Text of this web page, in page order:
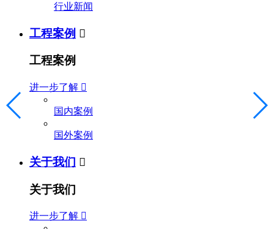
行业新闻
工程案例 
工程案例
进一步了解 
国内案例
国外案例
关于我们 
关于我们
进一步了解 